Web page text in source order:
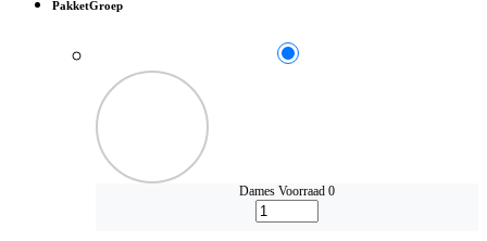
PakketGroep
Dames Voorraad 0